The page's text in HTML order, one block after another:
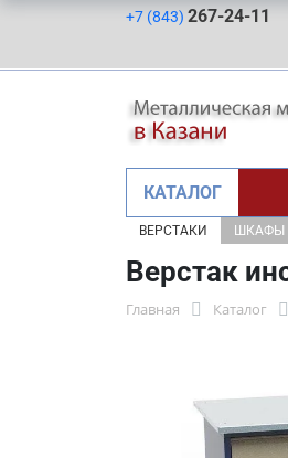
+7 (843) 267-24-11
КАТАЛОГ
ВЕРСТАКИ ШКАФЫ
Верстак
Главная Каталог